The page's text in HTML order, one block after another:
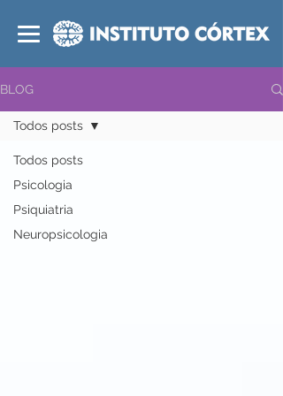
BLOG
Todos posts
Psicologia
Psiquiatria
Neuropsicologia
Todos posts